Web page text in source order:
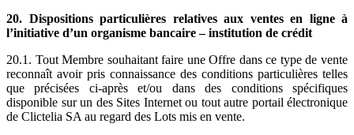
20. Dispositions particulières relatives aux ventes en ligne à
l’initiative d’un organisme bancaire – institution de crédit
20.1. Tout Membre souhaitant faire une Offre dans ce type de vente
reconnaît avoir pris connaissance des conditions particulières telles
que précisées ci-après et/ou dans des conditions spécifiques
disponible sur un des Sites Internet ou tout autre portail électronique
de Clictelia SA au regard des Lots mis en vente.